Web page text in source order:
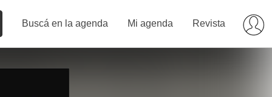
Buscá en la agenda Mi agenda Revista